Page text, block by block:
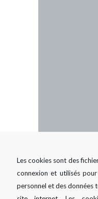
Les cookies sont des
connexion et utilisés
personnel et des données